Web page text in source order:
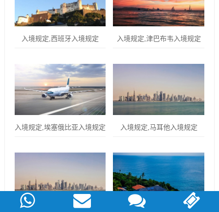
入境规定,西班牙入境规定 入境规定,津巴布韦入境规定
入境规定,埃塞俄比亚入境规定 入境规定,马耳他入境规定